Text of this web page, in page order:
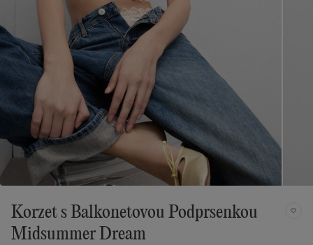
Korzet s Balkonetovou Podprsenkou
Midsummer Dream